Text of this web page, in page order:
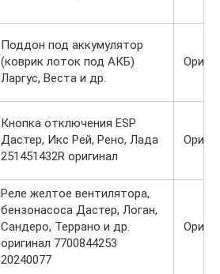
Поддон под аккумулятор
(коврик лоток под АКБ)
Ларгус, Веста и др.
Кнопка отключения ESP
Дастер, Икс Рей, Рено, Лада
251451432R оригинал
Реле желтое вентилятора,
бензонасоса Дастер, Логан,
Сандеро, Террано и др.
оригинал 7700844253
20240077